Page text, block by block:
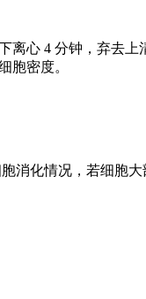
心 4 分钟，弃去
胞密度。
消化情况，若细胞